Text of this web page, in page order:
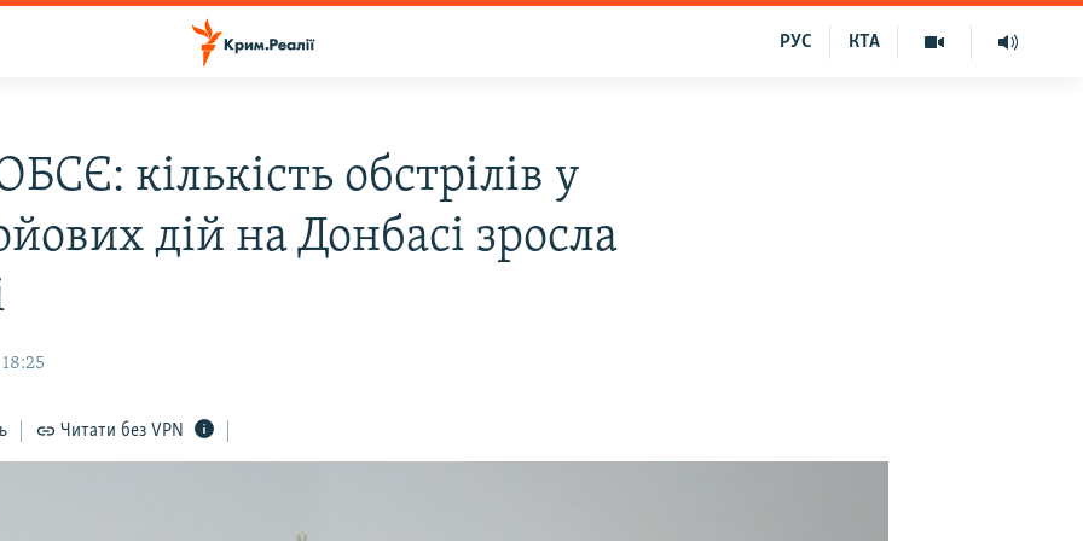
КТА
РУС
кількість обстрілів у
дій на Донбасі зросла
Читати без VPN